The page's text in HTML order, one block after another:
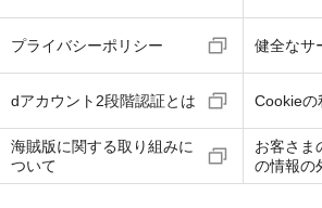
プライバシーポリシー 健全なサ
dアカウント2段階認証とは Cookieの
海賊版に関する取り組みに
ついて
お客さま
の情報の